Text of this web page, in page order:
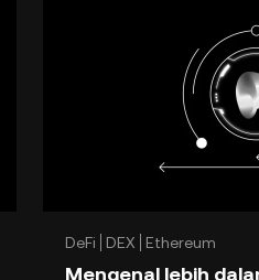
DeFi DEX Ethereum
Mengenal lebih